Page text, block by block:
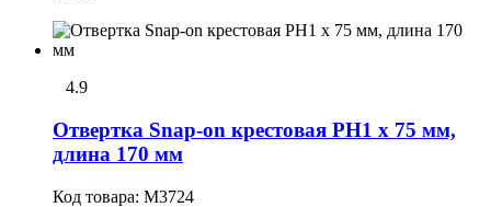
4.9
Отвертка Snap-on крестовая РН1 x 75 мм,
длина 170 мм
Код товара: M3724